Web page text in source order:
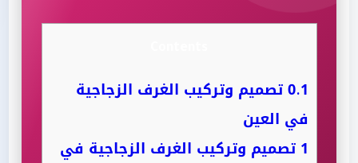
0.1تصميم وتركيب الغرف الزجاجية
في العين
1 تصميم وتركيب الغرف الزجاجية في